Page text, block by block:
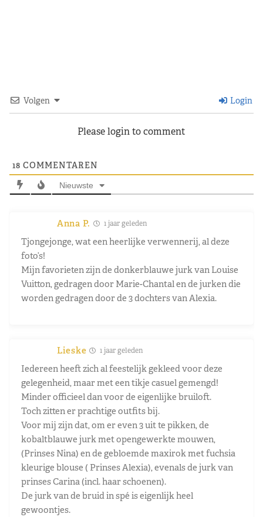
Volgen Login
Please login to comment
18 COMMENTAREN
Nieuwste
Anna P. 1 jaar geleden
Tjongejonge, wat een heerlijke verwennerij, al deze
foto’s!
Mijn favorieten zijn de donkerblauwe jurk van Louise
Vuitton, gedragen door Marie-Chantal en de jurken die
worden gedragen door de 3 dochters van Alexia.
Lieske 1 jaar geleden
Iedereen heeft zich al feestelijk gekleed voor deze
gelegenheid, maar met een tikje casuel gemengd!
Minder officieel dan voor de eigenlijke bruiloft.
Toch zitten er prachtige outfits bij.
Voor mij zijn dat, om er even 3 uit te pikken, de
kobaltblauwe jurk met opengewerkte mouwen,
(Prinses Nina) en de gebloemde maxirok met fuchsia
kleurige blouse ( Prinses Alexia), evenals de jurk van
prinses Carina (incl. haar schoenen).
De jurk van de bruid in spé is eigenlijk heel
gewoontjes.